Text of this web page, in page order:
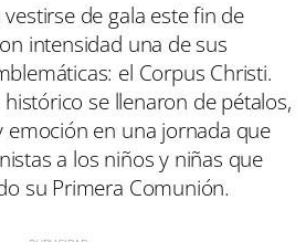
de gala este fin de
intensidad una de sus
el Corpus Christi.
histórico se llenaron de pétalos,
emoción en una jornada que
a los niños y niñas que
su Primera Comunión.